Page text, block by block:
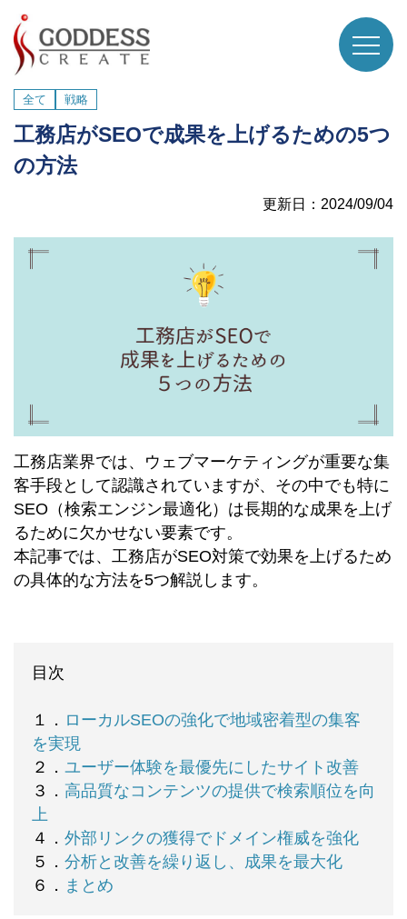
全て 戦略
工務店がSEOで成果を上げるための5つ
の方法
更新日：2024/09/04
工務店業界では、ウェブマーケティングが重要な集
客手段として認識されていますが、その中でも特に
SEO（検索エンジン最適化）は長期的な成果を上げ
るために欠かせない要素です。
本記事では、工務店がSEO対策で効果を上げるため
の具体的な方法を5つ解説します。
目次
１． ローカルSEOの強化で地域密着型の集客
を実現
２． ユーザー体験を最優先にしたサイト改善
３． 高品質なコンテンツの提供で検索順位を向
上
４． 外部リンクの獲得でドメイン権威を強化
５． 分析と改善を繰り返し、成果を最大化
６． まとめ